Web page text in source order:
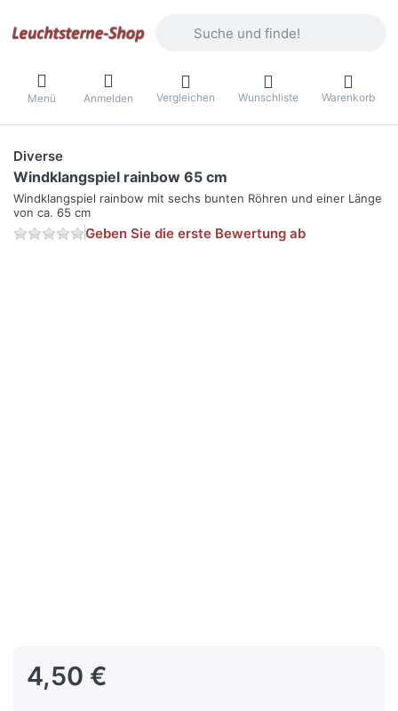
Menü Anmelden Vergleichen Wunschliste Warenkorb
Diverse
Windklangspiel rainbow 65 cm
Windklangspiel rainbow mit sechs bunten Röhren und einer Länge
von ca. 65 cm
Geben Sie die erste Bewertung ab
4,50 €